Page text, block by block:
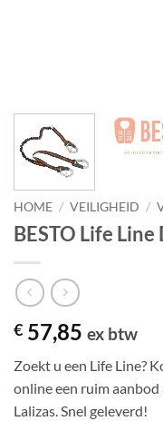
HOME / VEILIGHEID /
BESTO Life
€ 57,85 ex btw
Zoekt u een Life Line?
online een ruim aanbod
Lalizas. Snel geleverd!